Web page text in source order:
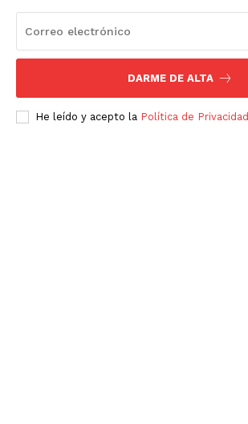
DARME DE ALTA
He leído y acepto la Política de Privacidad